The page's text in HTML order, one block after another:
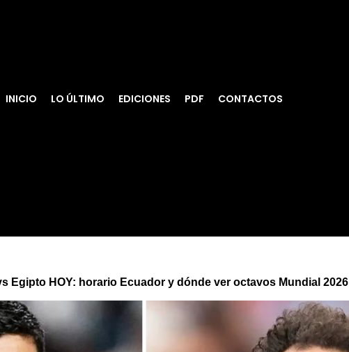
INICIO LO ÚLTIMO EDICIONES PDF CONTACTOS
Egipto HOY: horario Ecuador y dónde ver octavos Mundial 2026